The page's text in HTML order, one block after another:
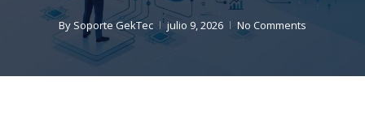
BySoporte GekTec julio 9, 2026 No Comments